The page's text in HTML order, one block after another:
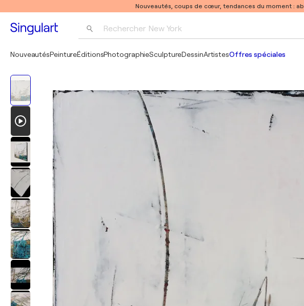
Nouveautés, coups de cœur, tendances du moment :
Rechercher New York
Pablo Picasso
NouveautésPeintureÉditionsPhotographieSculptureDessinArtistesOffres spéciales